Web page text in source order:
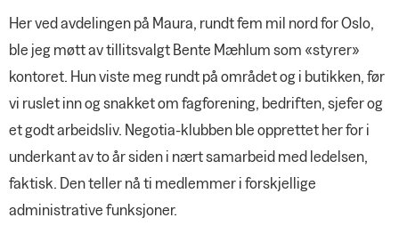
Her ved avdelingen på Maura, rundt fem mil nord for Oslo,
ble jeg møtt av tillitsvalgt Bente Mæhlum som «styrer»
kontoret. Hun viste meg rundt på området og i butikken, før
vi ruslet inn og snakket om fagforening, bedriften, sjefer og
et godt arbeidsliv. Negotia-klubben ble opprettet her for i
underkant av to år siden i nært samarbeid med ledelsen,
faktisk. Den teller nå ti medlemmer i forskjellige
administrative funksjoner.